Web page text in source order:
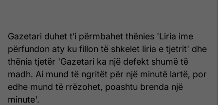
Gazetari duhet t’i përmbahet thënies 'Liria ime
përfundon aty ku fillon të shkelet liria e tjetrit' dhe
thënia tjetër 'Gazetari ka një defekt shumë të
madh. Ai mund të ngritët për një minutë lartë, por
edhe mund të rrëzohet, poashtu brenda një
minute'.